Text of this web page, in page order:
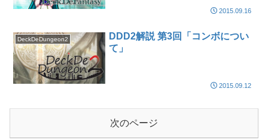
2015.09.16
DeckDeDungeon2
DDD2解説 第3回「コンボについ
て」
2015.09.12
次のページ